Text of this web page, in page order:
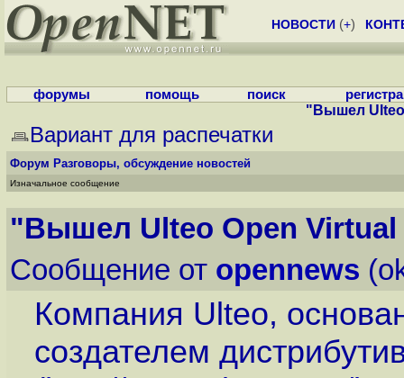
НОВОСТИ (+)
форумы помощь поиск
"Вышел Ulteo
Вариант для распечатки
Форум Разговоры, обсуждение новостей
Изначальное сообщение
"Вышел Ulteo Open Virtual
Сообщение от opennews
Компания Ulteo,
создателем